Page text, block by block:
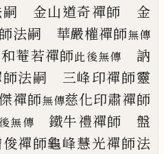
金山道奇禪師 金
法嗣 華嚴權禪師無傳
菴若禪師此後無傳
訥
法嗣 三峰印禪師靈
禪師無傳慈化印肅禪師
無傳 鐵牛禮禪師 盤
禪師龜峰慧光禪師法